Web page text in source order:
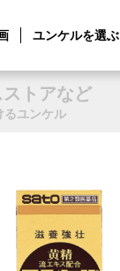
ユンケルを選ぶ
トアなど
るユンケル